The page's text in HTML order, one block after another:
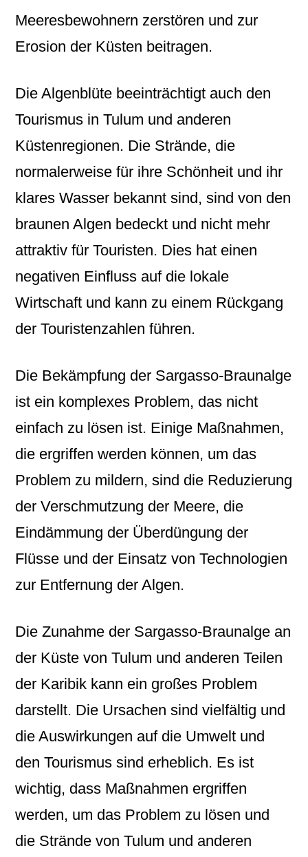
Meeresbewohnern zerstören und zur
Erosion der Küsten beitragen.
Die Algenblüte beeinträchtigt auch den
Tourismus in Tulum und anderen
Küstenregionen. Die Strände, die
normalerweise für ihre Schönheit und ihr
klares Wasser bekannt sind, sind von den
braunen Algen bedeckt und nicht mehr
attraktiv für Touristen. Dies hat einen
negativen Einfluss auf die lokale
Wirtschaft und kann zu einem Rückgang
der Touristenzahlen führen.
Die Bekämpfung der Sargasso-Braunalge
ist ein komplexes Problem, das nicht
einfach zu lösen ist. Einige Maßnahmen,
die ergriffen werden können, um das
Problem zu mildern, sind die Reduzierung
der Verschmutzung der Meere, die
Eindämmung der Überdüngung der
Flüsse und der Einsatz von Technologien
zur Entfernung der Algen.
Die Zunahme der Sargasso-Braunalge an
der Küste von Tulum und anderen Teilen
der Karibik kann ein großes Problem
darstellt. Die Ursachen sind vielfältig und
die Auswirkungen auf die Umwelt und
den Tourismus sind erheblich. Es ist
wichtig, dass Maßnahmen ergriffen
werden, um das Problem zu lösen und
die Strände von Tulum und anderen